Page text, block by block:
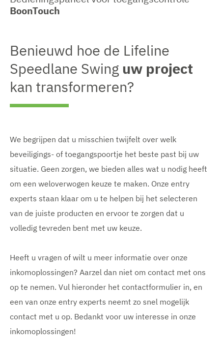
BoonTouch
Benieuwd hoe de Lifeline
Speedlane Swing uw project
kan transformeren?
We begrijpen dat u misschien twijfelt over welk
beveiligings- of toegangspoortje het beste past bij uw
situatie. Geen zorgen, we bieden alles wat u nodig heeft
om een weloverwogen keuze te maken. Onze entry
experts staan klaar om u te helpen bij het selecteren
van de juiste producten en ervoor te zorgen dat u
volledig tevreden bent met uw keuze.
Heeft u vragen of wilt u meer informatie over onze
inkomoplossingen? Aarzel dan niet om contact met ons
op te nemen. Vul hieronder het contactformulier in, en
een van onze entry experts neemt zo snel mogelijk
contact met u op. Bedankt voor uw interesse in onze
inkomoplossingen!